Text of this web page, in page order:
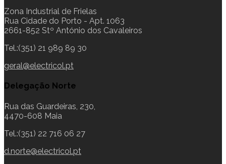
Zona Industrial de Frielas
Rua Cidade do Porto - Apt. 1063
2661-852 Stº António dos Cavaleiros
Tel.:(351) 21 989 89 30
geral@electricol.pt
Delegação Norte
Rua das Guardeiras, 230,
4470-608 Maia
Tel.:(351) 22 716 06 27
d.norte@electricol.pt